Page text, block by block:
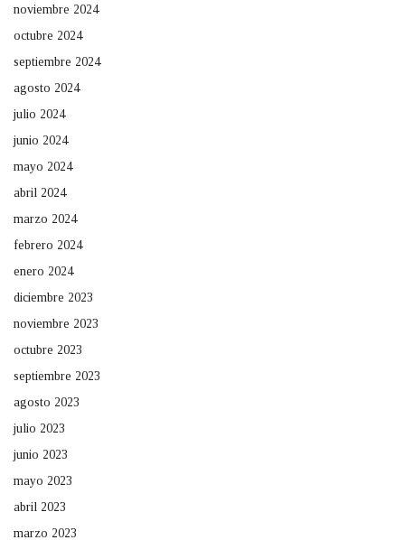
noviembre 2024
octubre 2024
septiembre 2024
agosto 2024
julio 2024
junio 2024
mayo 2024
abril 2024
marzo 2024
febrero 2024
enero 2024
diciembre 2023
noviembre 2023
octubre 2023
septiembre 2023
agosto 2023
julio 2023
junio 2023
mayo 2023
abril 2023
marzo 2023